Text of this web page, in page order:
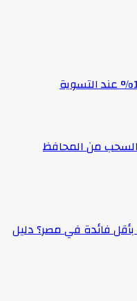
من المحافظ
فائدة في مصر؟ دليل